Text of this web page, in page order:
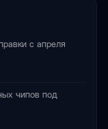
с апреля
чипов под